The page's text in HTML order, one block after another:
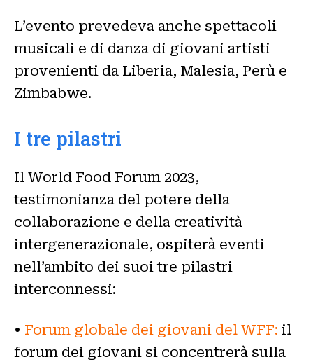
L’evento prevedeva anche spettacoli
musicali e di danza di giovani artisti
provenienti da Liberia, Malesia, Perù e
Zimbabwe.
I tre pilastri
Il World Food Forum 2023,
testimonianza del potere della
collaborazione e della creatività
intergenerazionale, ospiterà eventi
nell’ambito dei suoi tre pilastri
interconnessi:
• Forum globale dei giovani del WFF: il
forum dei giovani si concentrerà sulla